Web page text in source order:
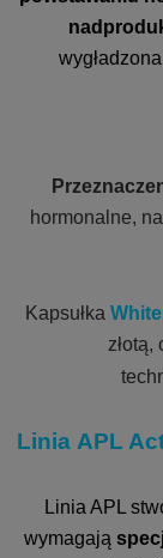
hormonalne,
Kapsułka
Linia APL
Linia APL
wymagają